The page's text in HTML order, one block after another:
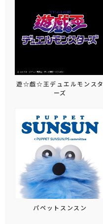
遊☆戯☆王デュエルモンスタ
ーズ
パペットスンスン